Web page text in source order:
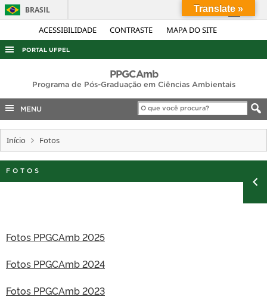
ACESSIBILIDADE CONTRASTE MAPA DO SITE
BRASIL
Simplifique!
Acesso à informação
Legislação
Canais
PORTAL UFPEL
AUDITORIA
COBALTO
CONCURSOS
EDITAIS
INTERNACIONAL
PPGCAmb
Programa de Pós-Graduação em Ciências Ambientais
MENU
Início Fotos
FOTOS
Fotos PPGCAmb 2025
Fotos PPGCAmb 2024
Fotos PPGCAmb 2023
Translate »